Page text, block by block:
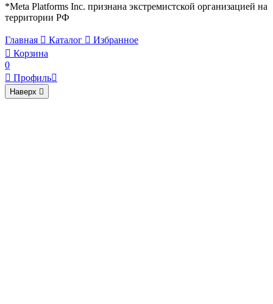
*Meta Platforms Inc. признана экстремистской организацией на
территории РФ
Главная  Каталог  Избранное
 Корзина
0
 Профиль
Наверх 